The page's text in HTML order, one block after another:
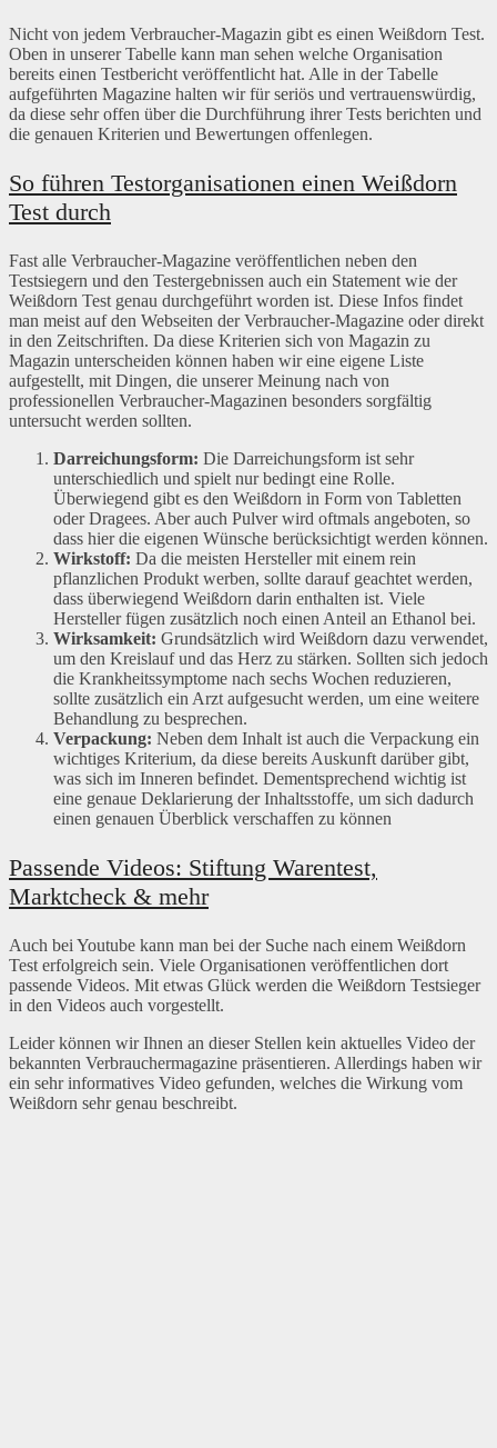
Nicht von jedem Verbraucher-Magazin gibt es einen Weißdorn Test.
Oben in unserer Tabelle kann man sehen welche Organisation
bereits einen Testbericht veröffentlicht hat. Alle in der Tabelle
aufgeführten Magazine halten wir für seriös und vertrauenswürdig,
da diese sehr offen über die Durchführung ihrer Tests berichten und
die genauen Kriterien und Bewertungen offenlegen.
So führen Testorganisationen einen Weißdorn
Test durch
Fast alle Verbraucher-Magazine veröffentlichen neben den
Testsiegern und den Testergebnissen auch ein Statement wie der
Weißdorn Test genau durchgeführt worden ist. Diese Infos findet
man meist auf den Webseiten der Verbraucher-Magazine oder direkt
in den Zeitschriften. Da diese Kriterien sich von Magazin zu
Magazin unterscheiden können haben wir eine eigene Liste
aufgestellt, mit Dingen, die unserer Meinung nach von
professionellen Verbraucher-Magazinen besonders sorgfältig
untersucht werden sollten.
Darreichungsform: Die Darreichungsform ist sehr
unterschiedlich und spielt nur bedingt eine Rolle.
Überwiegend gibt es den Weißdorn in Form von Tabletten
oder Dragees. Aber auch Pulver wird oftmals angeboten, so
dass hier die eigenen Wünsche berücksichtigt werden können.
Wirkstoff: Da die meisten Hersteller mit einem rein
pflanzlichen Produkt werben, sollte darauf geachtet werden,
dass überwiegend Weißdorn darin enthalten ist. Viele
Hersteller fügen zusätzlich noch einen Anteil an Ethanol bei.
Wirksamkeit: Grundsätzlich wird Weißdorn dazu verwendet,
um den Kreislauf und das Herz zu stärken. Sollten sich jedoch
die Krankheitssymptome nach sechs Wochen reduzieren,
sollte zusätzlich ein Arzt aufgesucht werden, um eine weitere
Behandlung zu besprechen.
Verpackung: Neben dem Inhalt ist auch die Verpackung ein
wichtiges Kriterium, da diese bereits Auskunft darüber gibt,
was sich im Inneren befindet. Dementsprechend wichtig ist
eine genaue Deklarierung der Inhaltsstoffe, um sich dadurch
einen genauen Überblick verschaffen zu können
Passende Videos: Stiftung Warentest,
Marktcheck & mehr
Auch bei Youtube kann man bei der Suche nach einem Weißdorn
Test erfolgreich sein. Viele Organisationen veröffentlichen dort
passende Videos. Mit etwas Glück werden die Weißdorn Testsieger
in den Videos auch vorgestellt.
Leider können wir Ihnen an dieser Stellen kein aktuelles Video der
bekannten Verbrauchermagazine präsentieren. Allerdings haben wir
ein sehr informatives Video gefunden, welches die Wirkung vom
Weißdorn sehr genau beschreibt.